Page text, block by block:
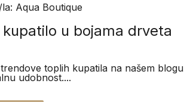
Aqua Boutique
kupatilo u bojama drveta
toplih kupatila na našem
udobnost....